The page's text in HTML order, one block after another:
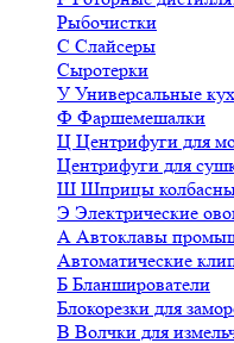
Рыбочистки
С Слайсеры
Сыротерки
У Универсальные
Ф Фаршемешалки
Ц Центрифуги для
Центрифуги для
Ш Шприцы
Э Электрические
А Автоклавы
Автоматические
Б Бланширователи
Блокорезки для
В Волчки для